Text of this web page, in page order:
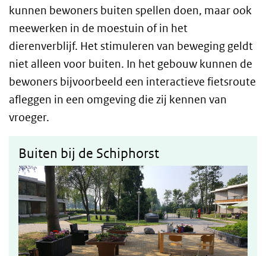
kunnen bewoners buiten spellen doen, maar ook
meewerken in de moestuin of in het
dierenverblijf. Het stimuleren van beweging geldt
niet alleen voor buiten. In het gebouw kunnen de
bewoners bijvoorbeeld een interactieve fietsroute
afleggen in een omgeving die zij kennen van
vroeger.
Buiten bij de Schiphorst